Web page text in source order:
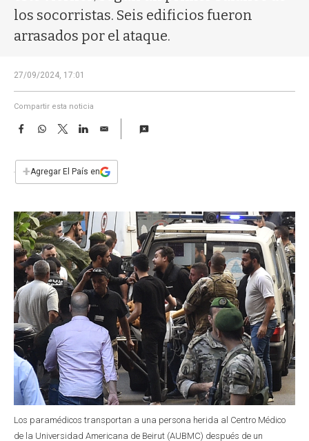
los socorristas. Seis edificios fueron
arrasados por el ataque.
27/09/2024, 17:01
Compartir esta noticia
F
e
b
k
W
s
p
T
w
t
L
n
E
i
l
+Agregar El País en
Los paramédicos transportan a una persona herida al Centro Médico
de la Universidad Americana de Beirut (AUBMC) después de un